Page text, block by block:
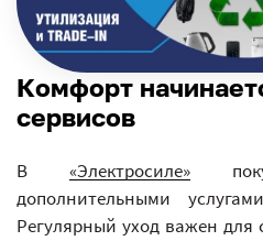
Комфорт
сервисов
В«Электросиле»
дополнительными
Регулярный уход важен для